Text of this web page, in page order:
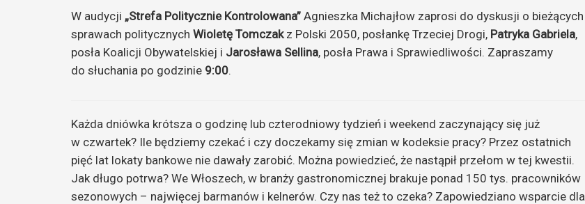
W audycji „Strefa Politycznie Kontrolowana” Agnieszka Michajłow zaprosi do dyskusji o bieżących
sprawach politycznych Wioletę Tomczakz Polski 2050, posłankę Trzeciej Drogi, Patryka Gabriela,
posła Koalicji Obywatelskiej i Jarosława Sellina, posła Prawa i Sprawiedliwości. Zapraszamy
do słuchania po godzinie 9:00.
Każda dniówka krótsza o godzinę lub czterodniowy tydzień i weekend zaczynający się już
w czwartek? Ile będziemy czekać i czy doczekamy się zmian w kodeksie pracy? Przez ostatnich
pięć lat lokaty bankowe nie dawały zarobić. Można powiedzieć, że nastąpił przełom w tej kwestii.
Jak długo potrwa? We Włoszech, w branży gastronomicznej brakuje ponad 150 tys. pracowników
sezonowych – najwięcej barmanów i kelnerów. Czy nas też to czeka? Zapowiedziano wsparcie dla